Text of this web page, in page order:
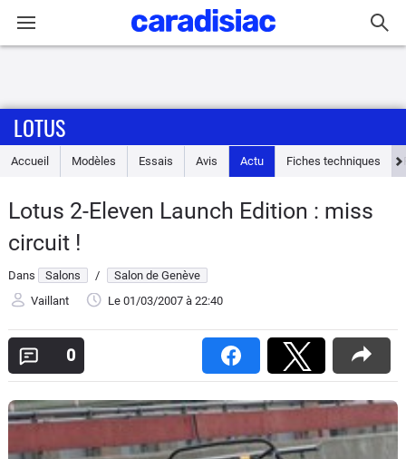
Accueil
Essais
Guide
d'achat
Electriques
Utilitaires
Flottes
Auto
LOTUS
Accueil Modèles Essais Avis Actu Fiches techniques
Lotus 2-Eleven Launch Edition : miss
circuit !
Dans Salons /
Salon de Genève
Vaillant
Le 01/03/2007 à 22:40
0